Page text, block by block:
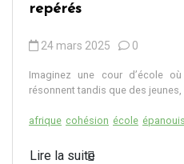
repérés
24 mars 2025 0
Imaginez une cour d’école
résonnent tandis que des jeunes,
afrique cohésion école
Lire la suite